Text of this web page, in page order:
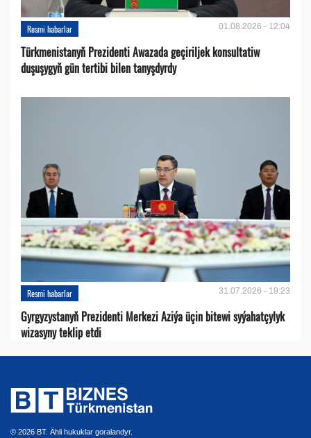
Resmi habarlar 01.08.2026 - 12:04
Türkmenistanyň Prezidenti Awazada geçiriljek konsultatiw
duşuşygyň gün tertibi bilen tanyşdyrdy
Resmi habarlar 31.07.2026 - 19:23
Gyrgyzystanyň Prezidenti Merkezi Aziýa üçin bitewi syýahatçylyk
wizasyny teklip etdi
© 2026 BT. Ähli hukuklar goralandyr.